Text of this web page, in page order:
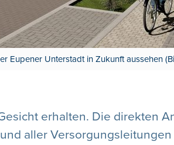
Eupener Unterstadt in Zukunft aussehen
erhalten. Die direkten
aller